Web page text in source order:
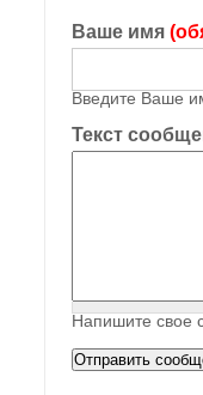
Ваше имя
Введите Ваше
Текст
Напишите свое